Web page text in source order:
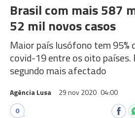
Brasil com mais 587
52 mil novos casos
Maior país lusófono tem 95%
covid-19 entre os oito países.
segundo mais afectado
Agência Lusa 29 nov 2020 04:00
0